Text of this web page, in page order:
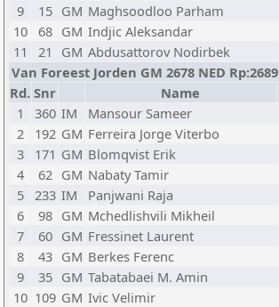
9
15 GM Maghsoodloo Parham
10 68 GM Indjic Aleksandar
11
21 GM Abdusattorov Nodirbek
Van Foreest Jorden GM 2678 NED Rp:2689
Rd. Snr Name
1
360 IM Mansour Sameer
2
192 GM Ferreira Jorge Viterbo
3
171 GM Blomqvist Erik
4
62 GM Nabaty Tamir
5 233 IM Panjwani Raja
6
98 GM Mchedlishvili Mikheil
7
60 GM Fressinet Laurent
8
43 GM Berkes Ferenc
9
35 GM Tabatabaei M. Amin
10 109 GM Ivic Velimir